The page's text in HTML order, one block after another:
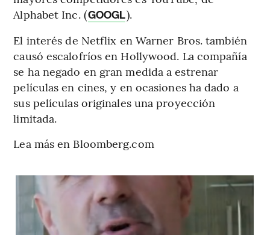
Alphabet Inc. (GOOGL).
El interés de Netflix en Warner Bros. también
causó escalofríos en Hollywood. La compañía
se ha negado en gran medida a estrenar
películas en cines, y en ocasiones ha dado a
sus películas originales una proyección
limitada.
Lea más en Bloomberg.com